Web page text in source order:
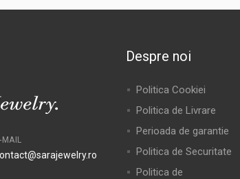
MAIL
Despre noi
Politica Cookiei
Politica de Livrare
Perioada de garantie
Politica de Securitate
Politica de